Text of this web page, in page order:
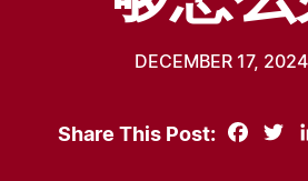
DECEMBER 17, 2024 |
Share This Post: